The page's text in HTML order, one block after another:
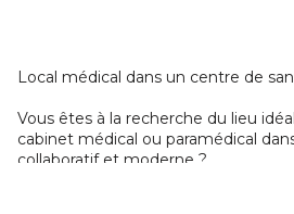
Local médical dans un centre de
Vous êtes à la recherche du lieu
cabinet médical ou paramédical
collaboratif et moderne ?